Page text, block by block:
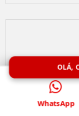
OLÁ,
WhatsApp